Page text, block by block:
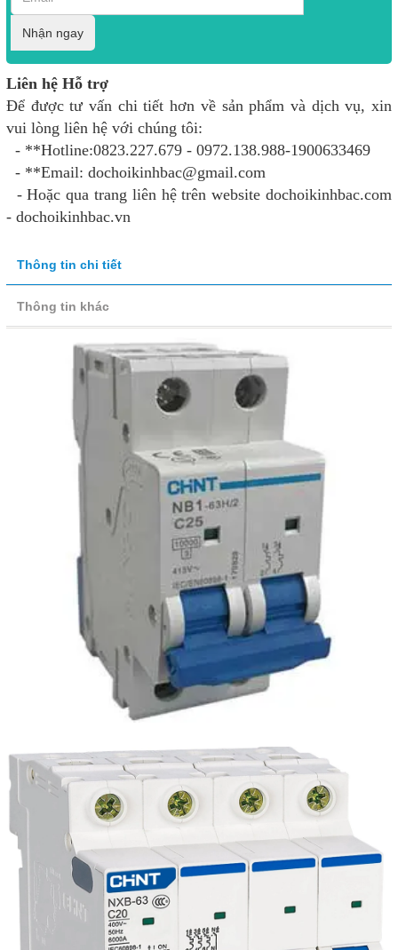
Nhận ngay
Liên hệ Hỗ trợ
Để được tư vấn chi tiết hơn về sản phẩm và dịch vụ, xin
vui lòng liên hệ với chúng tôi:
- **Hotline:0823.227.679 - 0972.138.988-1900633469
- **Email: dochoikinhbac@gmail.com
- Hoặc qua trang liên hệ trên website dochoikinhbac.com
- dochoikinhbac.vn
Thông tin chi tiết
Thông tin khác